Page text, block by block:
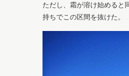
ただし、霜が溶け始めると
持ちでこの区間を抜けた。